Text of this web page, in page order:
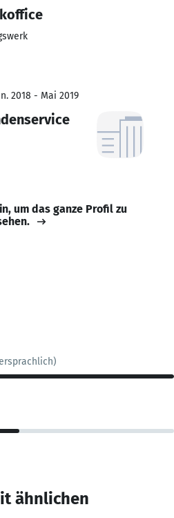
2018 - Mai 2019
um das ganze Profil zu
ähnlichen